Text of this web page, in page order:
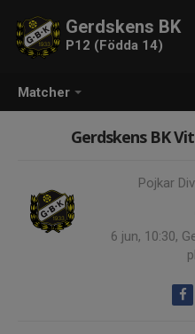
Matcher
Gerdskens BK
P12 (Födda 14)
Gerdskens BK
Pojkar
6 jun, 10:30,